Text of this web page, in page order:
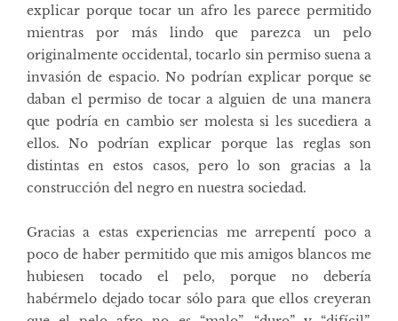
explicar porque tocar un afro les parece permitido
mientras por más lindo que parezca un pelo
originalmente occidental, tocarlo sin permiso suena a
invasión de espacio. No podrían explicar porque se
daban el permiso de tocar a alguien de una manera
que podría en cambio ser molesta si les sucediera a
ellos. No podrían explicar porque las reglas son
distintas en estos casos, pero lo son gracias a la
construcción del negro en nuestra sociedad.
Gracias a estas experiencias me arrepentí poco a
poco de haber permitido que mis amigos blancos me
hubiesen tocado el pelo, porque no debería
habérmelo dejado tocar sólo para que ellos creyeran